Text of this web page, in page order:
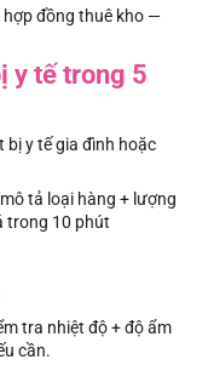
hợp đồng thuê kho —
y tế trong 5
bị y tế gia đình hoặc
tả loại hàng + lượng
trong 10 phút
tra nhiệt độ + độ ẩm
cần.